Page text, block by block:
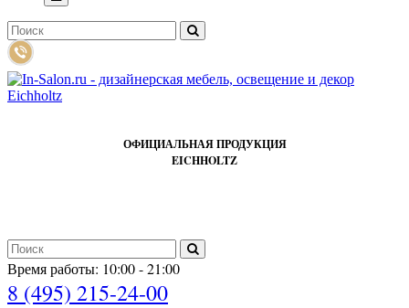
ОФИЦИАЛЬНАЯ ПРОДУКЦИЯ
EICHHOLTZ
Время работы: 10:00 - 21:00
8 (495) 215-24-00